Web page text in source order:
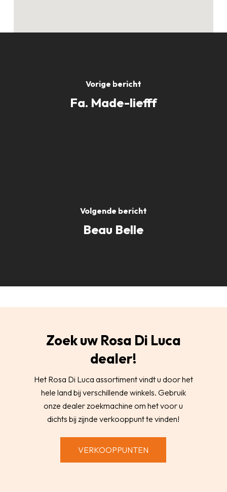
Vorige bericht
Fa. Made-liefff
Volgende bericht
Beau Belle
Zoek uw Rosa Di Luca
dealer!
Het Rosa Di Luca assortiment vindt u door het
hele land bij verschillende winkels. Gebruik
onze dealer zoekmachine om het voor u
dichts bij zijnde verkooppunt te vinden!
VERKOOPPUNTEN